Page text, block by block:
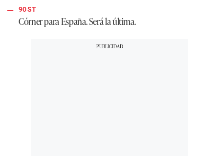
90 ST
Córner para España. Será la última.